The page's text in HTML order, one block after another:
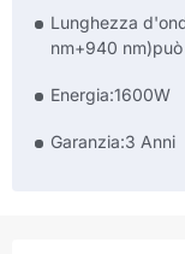
Lunghezza
nm+940
Energia:1600W
Garanzia:3 Anni